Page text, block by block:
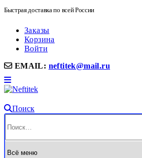
Быстрая доставка по всей России
Заказы
Корзина
Войти
EMAIL: neftitek@mail.ru
Поиск